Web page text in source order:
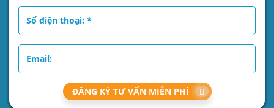
ĐĂNG KÝ TƯ VẤN MIỄN PHÍ